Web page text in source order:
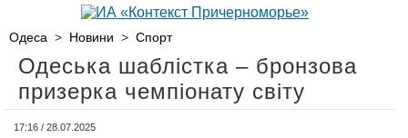
Одеса > Новини > Спорт
Одеська шаблістка – бронзова
призерка чемпіонату світу
17:16 / 28.07.2025